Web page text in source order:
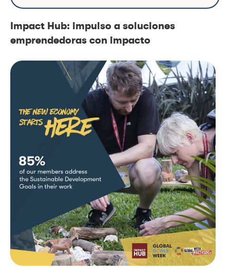
Impact Hub: impulso a soluciones
emprendedoras con impacto